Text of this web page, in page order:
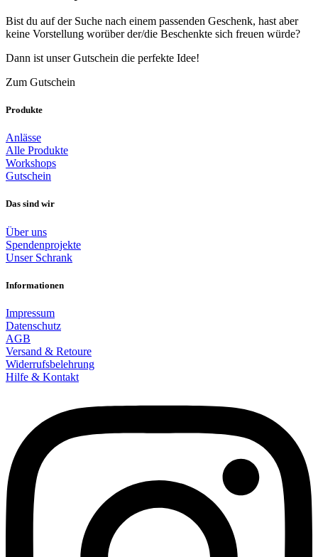
Bist du auf der Suche nach einem passenden Geschenk, hast aber
keine Vorstellung worüber der/die Beschenkte sich freuen würde?
Dann ist unser Gutschein die perfekte Idee!
Zum Gutschein
Produkte
Anlässe
Alle Produkte
Workshops
Gutschein
Das sind wir
Über uns
Spendenprojekte
Unser Schrank
Informationen
Impressum
Datenschutz
AGB
Versand & Retoure
Widerrufsbelehrung
Hilfe & Kontakt